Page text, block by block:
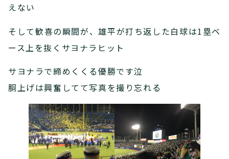
えない
そして歓喜の瞬間が、雄平が打ち返した白球は1塁ベ
ース上を抜くサヨナラヒット
サヨナラで締めくくる優勝です泣
胴上げは興奮してて写真を撮り忘れる